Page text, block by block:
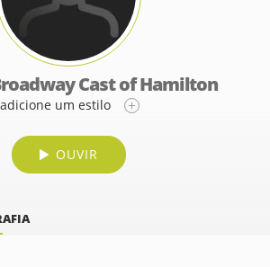
Cast of Hamilton
adicione um estilo
OUVIR